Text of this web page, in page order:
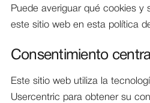
Puede averiguar qué cookies y
este sitio web en esta política
Consentimiento
Este sitio web utiliza la
Usercentric para obtener su